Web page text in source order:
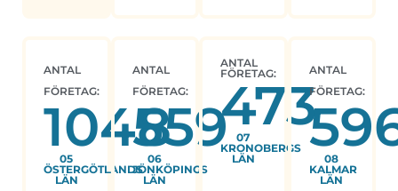
ANTAL
FÖRETAG:
1048
05
ÖSTERGÖTLANDS
LÄN
ANTAL
FÖRETAG:
559
06
JÖNKÖPINGS
LÄN
ANTAL
FÖRETAG:
473
07
KRONOBERGS
LÄN
ANTAL
FÖRETAG:
08
KALMAR
LÄN